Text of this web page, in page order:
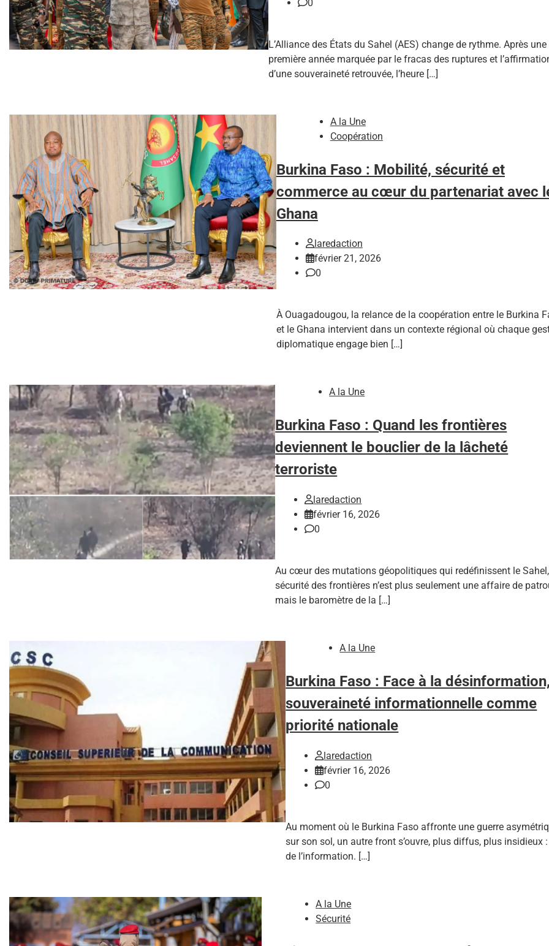
0
L’Alliance des États du Sahel (AES) change de rythme. Après une
première année marquée par le fracas des ruptures et
d’une souveraineté retrouvée, l’heure […]
A la Une
Coopération
Burkina Faso : Mobilité, sécurité et
commerce au cœur du partenariat avec
Ghana
laredaction
février 21, 2026
0
À Ouagadougou, la relance de la coopération entre le Burkina
et le Ghana intervient dans un contexte régional où chaque
diplomatique engage bien […]
A la Une
Burkina Faso : Quand les frontières
deviennent le bouclier de la lâcheté
terroriste
laredaction
février 16, 2026
0
Au cœur des mutations géopolitiques qui redéfinissent le
sécurité des frontières n’est plus seulement une affaire de
mais le baromètre de la […]
A la Une
Burkina Faso : Face à la
souveraineté informationnelle comme
priorité nationale
laredaction
février 16, 2026
0
Au moment où le Burkina Faso affronte une guerre
sur son sol, un autre front s’ouvre, plus diffus, plus insidieux
de l’information. […]
A la Une
Sécurité